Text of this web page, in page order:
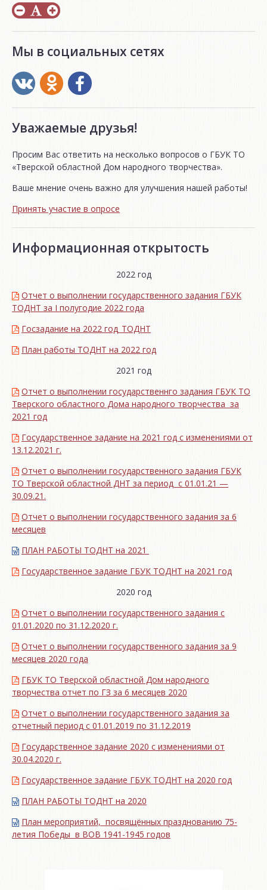
Мы в социальных сетях
Уважаемые друзья!
Просим Вас ответить на несколько вопросов о ГБУК ТО
«Тверской областной Дом народного творчества».
Ваше мнение очень важно для улучшения нашей работы!
Принять участие в опросе
Информационная открытость
2022 год
Отчет о выполнении государственного задания ГБУК
ТОДНТ за I полугодие 2022 года
Госзадание на 2022 год_ТОДНТ
План работы ТОДНТ на 2022 год
2021 год
Отчет о выполнении государственнго задания ГБУК ТО
Тверского областного Дома народного творчества за
2021 год
Государственное задание на 2021 год с изменениями от
13.12.2021 г.
Отчет о выполнении государственного задания ГБУК
ТО Тверской областной ДНТ за период с 01.01.21 —
30.09.21.
Отчет о выполнении государственного задания за 6
месяцев
ПЛАН РАБОТЫ ТОДНТ на 2021
Государственное задание ГБУК ТОДНТ на 2021 год
2020 год
Отчет о выполнении государственного задания с
01.01.2020 по 31.12.2020 г.
Отчет о выполнении государственного задания за 9
месяцев 2020 года
ГБУК ТО Тверской областной Дом народного
творчества отчет по ГЗ за 6 месяцев 2020
Отчет о выполнении государственного задания за
отчетный период с 01.01.2019 по 31.12.2019
Государственное задание 2020 с изменениями от
30.04.2020 г.
Государственное задание ГБУК ТОДНТ на 2020 год
ПЛАН РАБОТЫ ТОДНТ на 2020
План мероприятий, посвящённых празднованию 75-
летия Победы в ВОВ 1941-1945 годов